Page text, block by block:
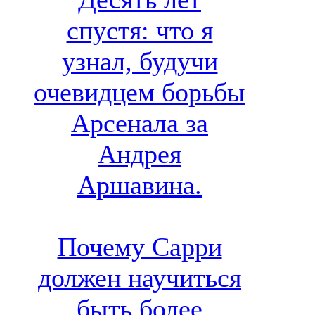
спустя: что я
узнал, будучи
очевидцем борьбы
Арсенала за
Андрея
Аршавина.
Почему Сарри
должен научиться
быть более